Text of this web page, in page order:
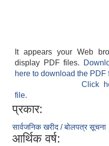
It appears your Web
display PDF files.
here to download the PDF
Click
file.
प्रकार:
सार्वजनिक खरीद / बोलपत्र सूचना
आर्थिक वर्ष: